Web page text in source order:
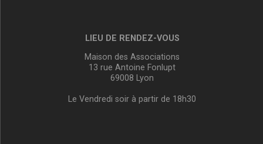
LIEU DE RENDEZ-VOUS
Maison des Associations
13 rue Antoine Fonlupt
69008 Lyon
Le Vendredi soir à partir de 18h30